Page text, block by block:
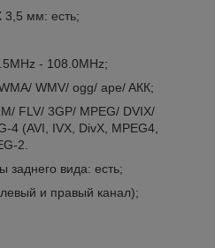
3,5 мм: есть;
- 108.0MHz;
WMV/ ogg/ ape/ AКК;
FLV/ 3GP/ MPEG/ DVIX/
4 (AVI, IVX, DivX, MPEG4,
2.
заднего вида: есть;
и правый канал);